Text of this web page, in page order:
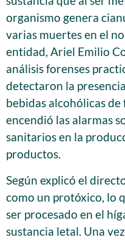
organismo genera
varias muertes en el
entidad, Ariel Emilio
análisis forenses
detectaron la
bebidas alcohólicas
encendió las alarmas
sanitarios en la
productos.
Según explicó el
como un protóxico, lo
ser procesado en el
sustancia letal. Una